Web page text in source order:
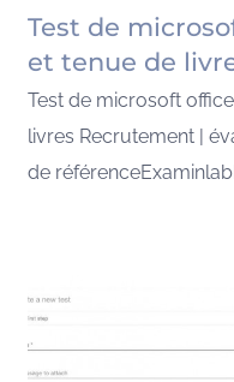
Test de
et tenue de
Test de microsoft
livres Recrutement |
de